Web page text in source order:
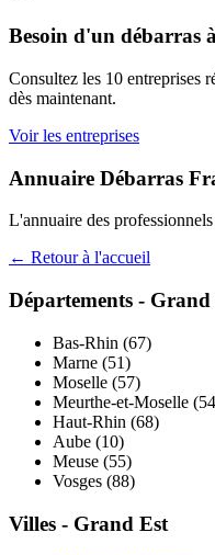
Besoin d'un débarras
Consultez les 10 entreprises
dès maintenant.
Voir les entreprises
Annuaire Débarras
L'annuaire des
← Retour à l'accueil
Départements - Grand
Bas-Rhin (67)
Marne (51)
Moselle (57)
Meurthe-et-Moselle (54
Haut-Rhin (68)
Aube (10)
Meuse (55)
Vosges (88)
Villes - Grand Est